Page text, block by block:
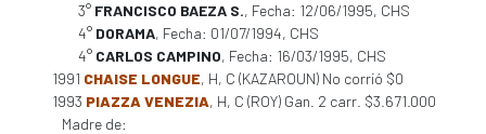
3° FRANCISCO BAEZA S., Fecha: 12/06/1995, CHS
4° DORAMA, Fecha: 01/07/1994, CHS
4° CARLOS CAMPINO, Fecha: 16/03/1995, CHS
1991 CHAISE LONGUE, H, C (KAZAROUN) No corrió $0
1993 PIAZZA VENEZIA, H, C (ROY) Gan. 2 carr. $3.671.000
Madre de: